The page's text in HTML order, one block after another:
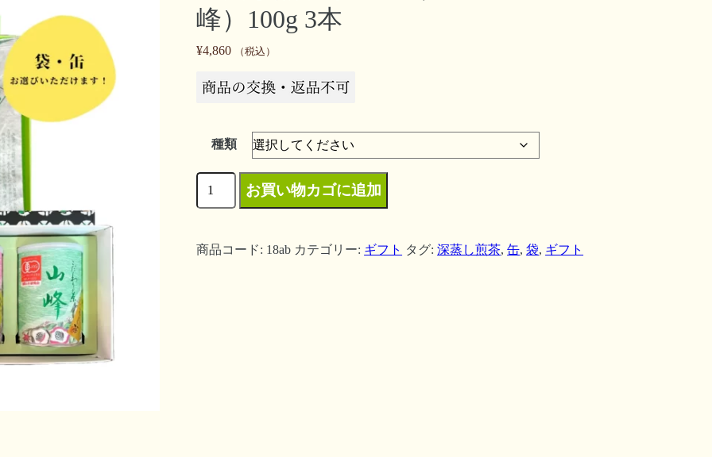
峰）100g 3本
¥4,860 （税込）
種類
深
し
お買い物カゴに追加
商品コード: 18ab カテゴリー: ギフト タグ:深蒸し煎茶,缶,袋, ギフト